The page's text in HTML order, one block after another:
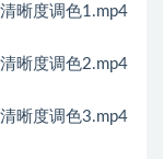
晰度调色1.mp4
晰度调色2.mp4
晰度调色3.mp4